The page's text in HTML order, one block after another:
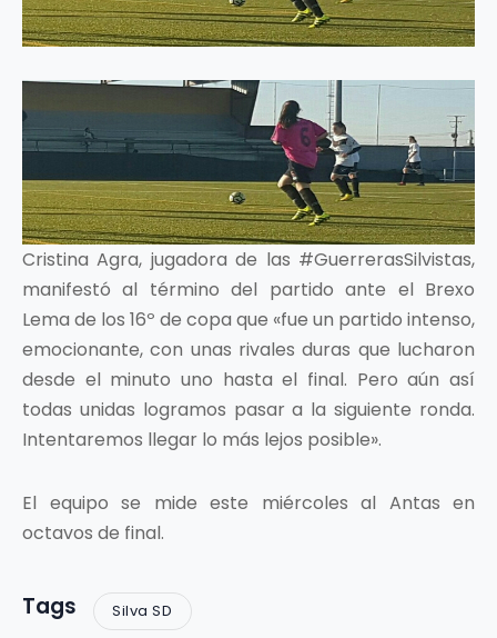
Cristina Agra, jugadora de las #GuerrerasSilvistas,
manifestó al término del partido ante el Brexo
Lema de los 16º de copa que «fue un partido intenso,
emocionante, con unas rivales duras que lucharon
desde el minuto uno hasta el final. Pero aún así
todas unidas logramos pasar a la siguiente ronda.
Intentaremos llegar lo más lejos posible».
El equipo se mide este miércoles al Antas en
octavos de final.
Tags Silva SD